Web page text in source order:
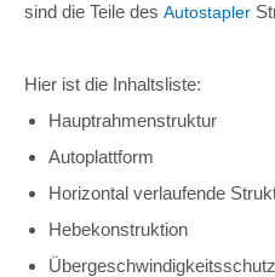
sind die Teile des Autostapler
Hier ist die Inhaltsliste:
Hauptrahmenstruktur
Autoplattform
Horizontal verlaufende
Hebekonstruktion